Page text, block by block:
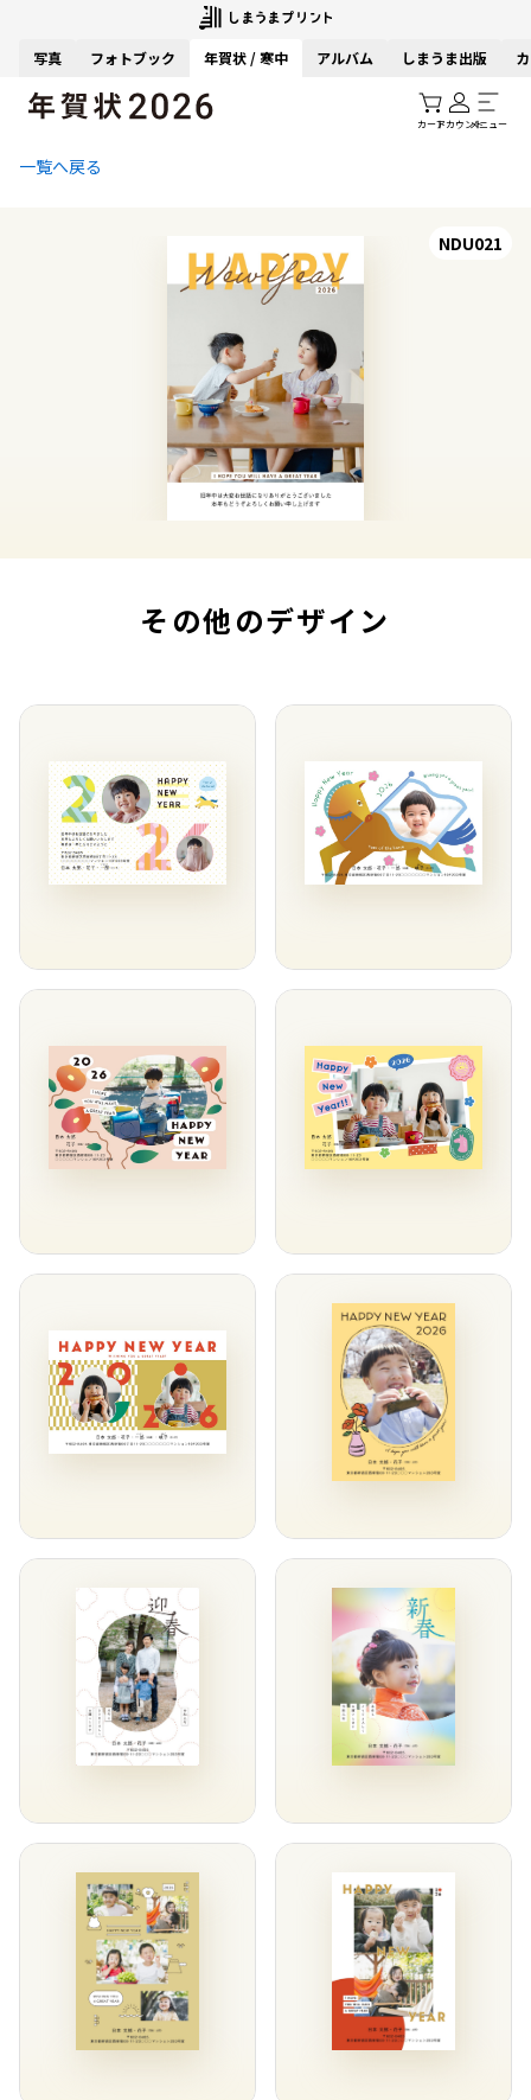
写真 フォトブック 年賀状 / 寒中 アルバム しまうま出版
カートアカウントメニュー
一覧へ戻る
NDU021
その他のデザイン